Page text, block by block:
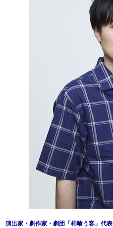
演出家・劇作家・劇団「柿喰う客」代表